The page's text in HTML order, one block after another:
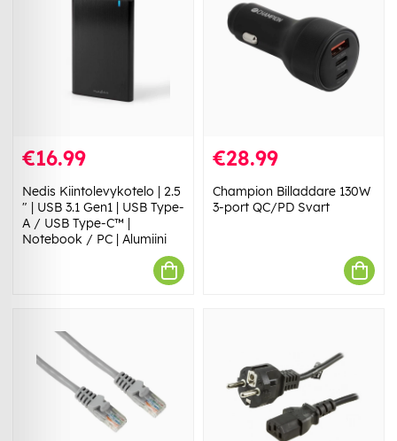
€16.99
Nedis Kiintolevykotelo | 2.5
" | USB 3.1 Gen1 | USB Type-
A / USB Type-C™ |
Notebook / PC | Alumiini
€28.99
Champion Billaddare 130W
3-port QC/PD Svart